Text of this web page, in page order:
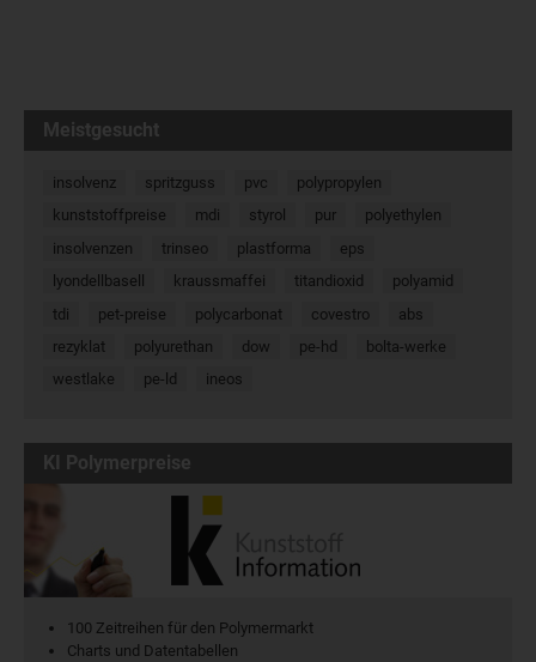
Meistgesucht
insolvenz spritzguss pvc
polypropylen
kunststoffpreise
mdi styrol pur
polyethylen
insolvenzen
trinseo plastforma
eps
lyondellbasell
kraussmaffei titandioxid
polyamid
tdi
pet-preise polycarbonat covestro
abs
rezyklat
polyurethan dow pe-hd
bolta-werke
westlake
pe-ld ineos
KI Polymerpreise
100 Zeitreihen für den Polymermarkt
Charts und Datentabellen